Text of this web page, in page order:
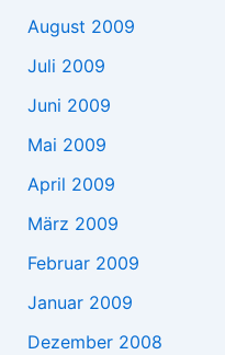
August 2009
Juli 2009
Juni 2009
Mai 2009
April 2009
März 2009
Februar 2009
Januar 2009
Dezember 2008